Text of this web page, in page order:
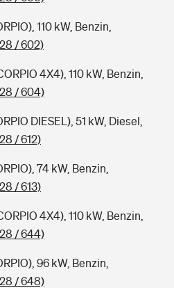
110 kW, Benzin,
/ 602)
4X4), 110 kW, Benzin,
/ 604)
DIESEL), 51 kW, Diesel,
/ 612)
74 kW, Benzin,
/ 613)
4X4), 110 kW, Benzin,
/ 644)
96 kW, Benzin,
/ 648)